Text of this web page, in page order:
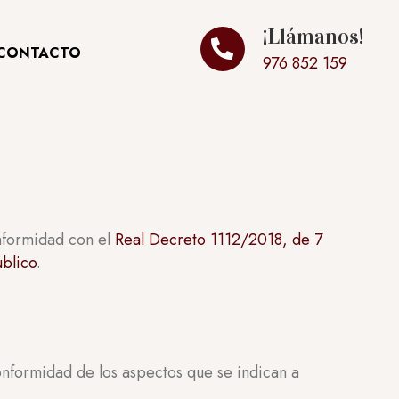
¡Llámanos!
976 852 159
con el Real Decreto 1112/2018, de 7
.
de los aspectos que se indican a